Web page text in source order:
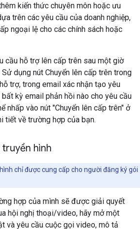
kiến thức chuyên môn hoặc ưu
trên các yêu cầu của doanh nghiệp,
ngoại lệ cho các chính sách hoặc
cầu hỗ trợ lên cấp trên sau một giờ
dụng nút Chuyển lên cấp trên trong
trợ, trong email xác nhận tạo yêu
kỳ email phản hồi nào cho yêu cầu
nhấp vào nút "Chuyển lên cấp trên" ở
tiết về trường hợp của bạn.
hình
chỉ được cung cấp cho người đăng ký gói
hợp của mình sẽ được giải quyết
hội nghị thoại/video, hãy mở một
và yêu cầu cuộc gọi video, mô tả